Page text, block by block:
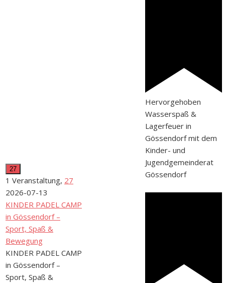
27
1 Veranstaltung, 27
2026-07-13
KINDER PADEL CAMP
in Gössendorf –
Sport, Spaß &
Bewegung
KINDER PADEL CAMP
in Gössendorf –
Sport, Spaß &
Hervorgehoben
Wasserspaß &
Lagerfeuer in
Gössendorf mit dem
Kinder- und
Jugendgemeinderat
Gössendorf